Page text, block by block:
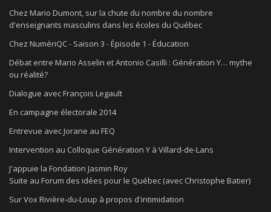
Chez Mario Dumont, sur la chute du nombre du nombre
d'enseignants masculins dans les écoles du Québec
Chez NumériQC - Saison 3 - Épisode 1 - Éducation
Débat entre Mario Asselin et Antonio Casilli : Génération Y… mythe
ou réalité?
Dialogue avec François Legault
En campagne électorale 2014
Entrevue avec Jorane au FEQ
Intervention au Colloque Génération Y à Villard-de-Lans
J'appuie la Fondation Jasmin Roy
Suite au Forum des idées pour le Québec (avec Christophe Batier)
Sur Vox Rivière-du-Loup à propos d'intimidation